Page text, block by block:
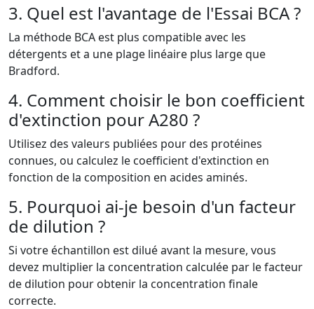
3. Quel est l'avantage de l'Essai BCA ?
La méthode BCA est plus compatible avec les
détergents et a une plage linéaire plus large que
Bradford.
4. Comment choisir le bon coefficient
d'extinction pour A280 ?
Utilisez des valeurs publiées pour des protéines
connues, ou calculez le coefficient d'extinction en
fonction de la composition en acides aminés.
5. Pourquoi ai-je besoin d'un facteur
de dilution ?
Si votre échantillon est dilué avant la mesure, vous
devez multiplier la concentration calculée par le facteur
de dilution pour obtenir la concentration finale
correcte.